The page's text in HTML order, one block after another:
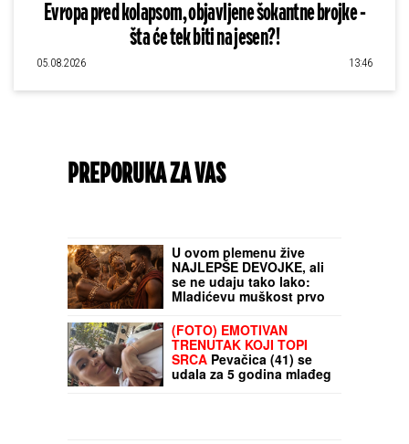
Evropa pred kolapsom, objavljene šokantne brojke -
šta će tek biti na jesen?!
05.08.2026 13:46
PREPORUKA ZA VAS
U ovom plemenu žive
NAJLEPŠE DEVOJKE, ali
se ne udaju tako lako:
Mladićevu muškost prvo
TETKA, a ako ona nije
zadovoljna sledi SUROVA
KAZNA
(FOTO) EMOTIVAN
TRENUTAK KOJI TOPI
SRCA Pevačica (41) se
udala za 5 godina mlađeg